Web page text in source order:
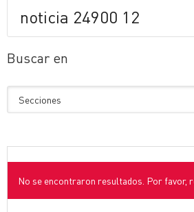
Buscar en
No se encontraron resultados. Por favor,